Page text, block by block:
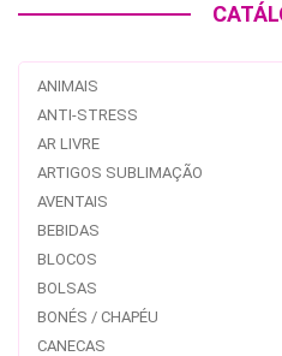
ANIMAIS
ANTI-STRESS
AR LIVRE
ARTIGOS SUBLIMAÇÃO
AVENTAIS
BEBIDAS
BLOCOS
BOLSAS
BONÉS / CHAPÉU
CANECAS